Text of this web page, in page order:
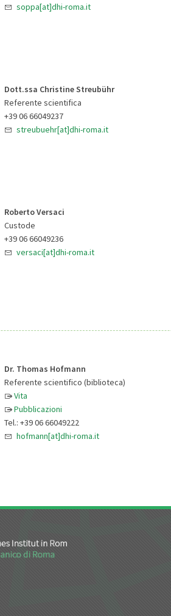
soppa[at]dhi-roma.it
Dott.ssa Christine Streubühr
Referente scientifica
+39 06 66049237
streubuehr[at]dhi-roma.it
Roberto Versaci
Custode
+39 06 66049236
versaci[at]dhi-roma.it
Dr. Thomas Hofmann
Referente scientifico (biblioteca)
Vita
Pubblicazioni
Tel.: +39 06 66049222
hofmann[at]dhi-roma.it